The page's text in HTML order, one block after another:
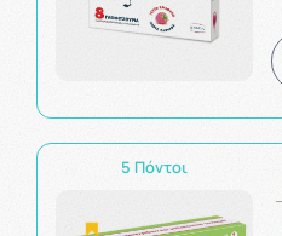
5 Πόντοι